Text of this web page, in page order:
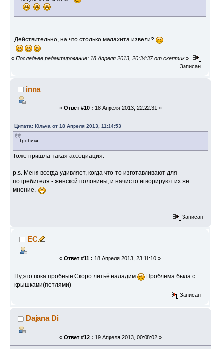
Действительно, на что столько малахита извели?
« Последнее редактирование: 18 Апреля 2013, 20:34:37 от скептик»
Записан
inna
« Ответ #10 : 18 Апреля 2013, 22:22:31 »
Цитата: Юльча от 18 Апреля 2013, 11:14:53
Гробики...
Тоже пришла такая ассоциация.
p.s. Меня всегда удивляет, когда что-то изготавливают для
потребителя - женской половины; и начисто игнорируют их же
мнение.
Записан
EC
« Ответ #11 : 18 Апреля 2013, 23:11:10 »
Ну,это пока пробные.Скоро литьё наладим
Проблема была с
крышками(петлями)
Записан
Dajana Di
« Ответ #12 : 19 Апреля 2013, 00:08:02 »